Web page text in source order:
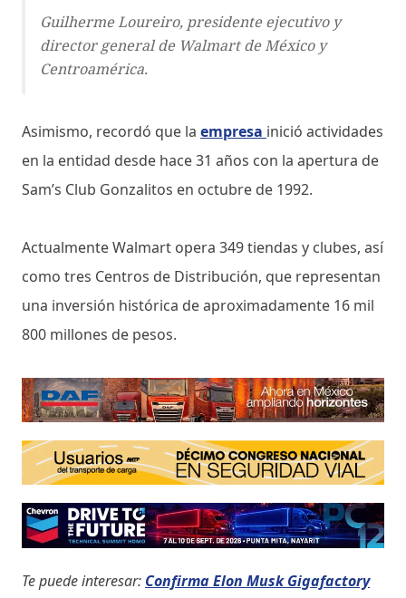
Guilherme Loureiro, presidente ejecutivo y
director general de Walmart de México y
Centroamérica.
Asimismo, recordó que la empresa inició actividades
en la entidad desde hace 31 años con la apertura de
Sam’s Club Gonzalitos en octubre de 1992.
Actualmente Walmart opera 349 tiendas y clubes, así
como tres Centros de Distribución, que representan
una inversión histórica de aproximadamente 16 mil
800 millones de pesos.
Te puede interesar: Confirma Elon Musk Gigafactory